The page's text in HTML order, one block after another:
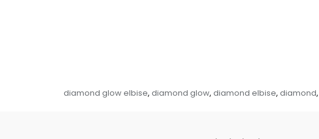
diamond glow elbise, diamond glow, diamond elbise, diamond,